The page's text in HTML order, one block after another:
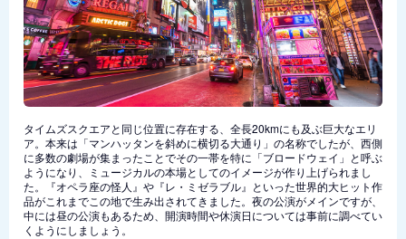
タイムズスクエアと同じ位置に存在する、全長20kmにも及ぶ巨大なエリ
ア。本来は「マンハッタンを斜めに横切る大通り」の名称でしたが、西側
に多数の劇場が集まったことでその一帯を特に「ブロードウェイ」と呼ぶ
ようになり、ミュージカルの本場としてのイメージが作り上げられまし
た。『オペラ座の怪人』や『レ・ミゼラブル』といった世界的大ヒット作
品がこれまでこの地で生み出されてきました。夜の公演がメインですが、
中には昼の公演もあるため、開演時間や休演日については事前に調べてい
くようにしましょう。